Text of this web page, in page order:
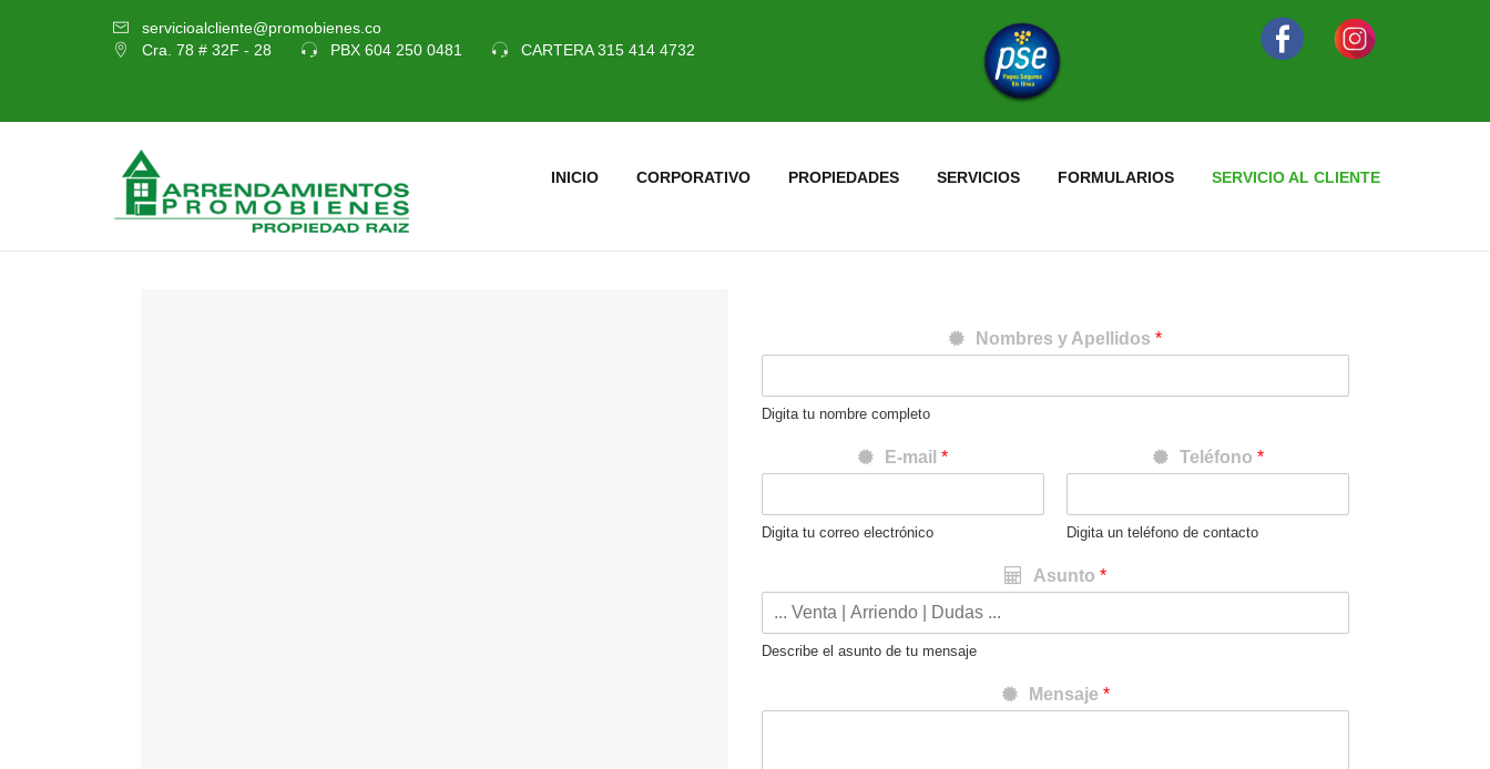
servicioalcliente@promobienes.co
Cra. 78 # 32F - 28
PBX 604 250 0481 CARTERA 315 414 4732
INICIO CORPORATIVO PROPIEDADES SERVICIOS FORMULARIOS SERVICIO AL CLIENTE
Nombres y Apellidos *
Digita tu nombre completo
E-mail *
Digita tu correo electrónico
Teléfono *
Digita un teléfono de contacto
Asunto *
Describe el asunto de tu mensaje
Mensaje *